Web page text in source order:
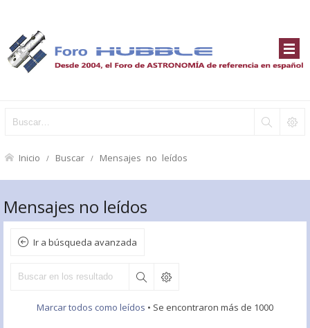
Inicio Buscar Mensajes no leídos
Mensajes no leídos
Ir a búsqueda avanzada
Marcar todos como leídos • Se encontraron más de 1000